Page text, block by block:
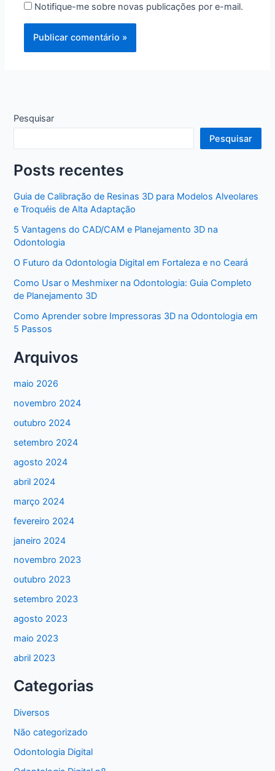
Notifique-me sobre novas publicações por e-mail.
Pesquisar
Pesquisar
Posts recentes
Guia de Calibração de Resinas 3D para Modelos Alveolares
e Troquéis de Alta Adaptação
5 Vantagens do CAD/CAM e Planejamento 3D na
Odontologia
O Futuro da Odontologia Digital em Fortaleza e no Ceará
Como Usar o Meshmixer na Odontologia: Guia Completo
de Planejamento 3D
Como Aprender sobre Impressoras 3D na Odontologia em
5 Passos
Arquivos
maio 2026
novembro 2024
outubro 2024
setembro 2024
agosto 2024
abril 2024
março 2024
fevereiro 2024
janeiro 2024
novembro 2023
outubro 2023
setembro 2023
agosto 2023
maio 2023
abril 2023
Categorias
Diversos
Não categorizado
Odontologia Digital